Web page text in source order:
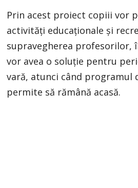
Prin acest proiect copiii vor
activități educaționale și
supravegherea profesorilor,
vor avea o soluție pentru
vară, atunci când programul
permite să rămână acasă.